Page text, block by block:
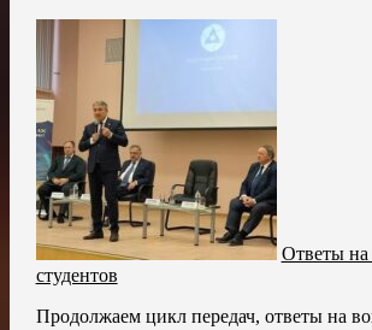
Ответы
студентов
Продолжаем цикл передач, ответы на